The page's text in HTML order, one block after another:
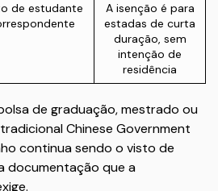
de estudante
A isenção é para
estadas de curta
duração, sem
intenção de
residência
de graduação, mestrado ou
Chinese Government
continua sendo o visto de
documentação que a